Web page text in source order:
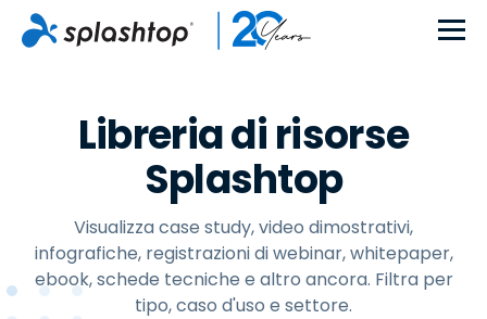
Libreria di risorse
Splashtop
Visualizza case study, video dimostrativi,
infografiche, registrazioni di webinar, whitepaper,
ebook, schede tecniche e altro ancora. Filtra per
tipo, caso d'uso e settore.